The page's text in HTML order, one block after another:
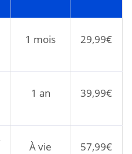
1 mois 29,99€
1 an 39,99€
À vie 57,99€